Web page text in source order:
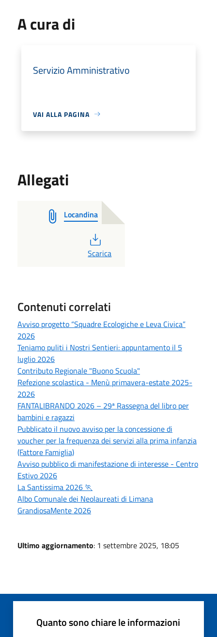
A cura di
Servizio Amministrativo
VAI ALLA PAGINA
Allegati
Locandina
PDF
Scarica
Contenuti correlati
Avviso progetto “Squadre Ecologiche e Leva Civica”
2026
Teniamo puliti i Nostri Sentieri: appuntamento il 5
luglio 2026
Contributo Regionale "Buono Scuola"
Refezione scolastica - Menù primavera-estate 2025-
2026
FANTALIBRANDO 2026 – 29ª Rassegna del libro per
bambini e ragazzi
Pubblicato il nuovo avviso per la concessione di
voucher per la frequenza dei servizi alla prima infanzia
(Fattore Famiglia)
Avviso pubblico di manifestazione di interesse - Centro
Estivo 2026
La Santissima 2026 🏃
Albo Comunale dei Neolaureati di Limana
GrandiosaMente 2026
Ultimo aggiornamento: 1 settembre 2025, 18:05
Quanto sono chiare le informazioni